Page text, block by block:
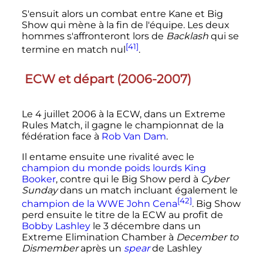
S'ensuit alors un combat entre Kane et Big
Show qui mène à la fin de l'équipe. Les deux
hommes s'affronteront lors de Backlashqui se
termine en match nul [41].
ECW et départ (2006-2007)
Le 4 juillet 2006à la ECW, dans un Extreme
Rules Match, il gagne le championnat de la
fédération face à Rob Van Dam.
Il entame ensuite une rivalité avec le
champion du monde poids lourds King
Booker, contre qui le Big Show perd à Cyber
Sundaydans un match incluant également le
champion de la WWE John Cena[42]. Big Show
perd ensuite le titre de la ECW au profit de
Bobby Lashleyle 3 décembre dans un
Extreme Elimination Chamber à December to
Dismemberaprès un spearde Lashley